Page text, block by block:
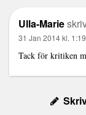
Ulla-Marie
31 Jan 2014 kl. 1:19
Tack för kritiken